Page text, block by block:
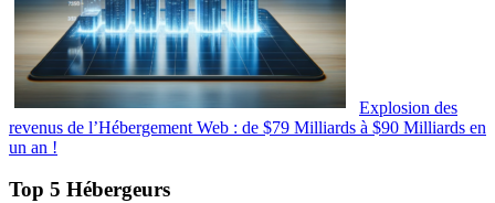
Explosion des
revenus de l’Hébergement Web : de $79 Milliards à $90 Milliards en
un an !
Top 5 Hébergeurs